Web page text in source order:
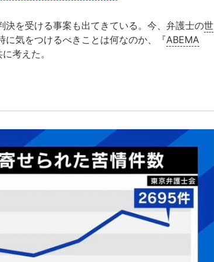
を受ける事案も出てきている。今、弁護士の世
に気をつけるべきことは何なのか、『ABEMA
考えた。